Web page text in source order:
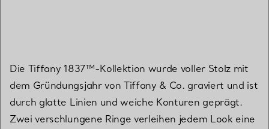
Die Tiffany 1837™-Kollektion wurde voller Stolz mit
dem Gründungsjahr von Tiffany & Co. graviert und ist
durch glatte Linien und weiche Konturen geprägt.
Zwei verschlungene Ringe verleihen jedem Look eine